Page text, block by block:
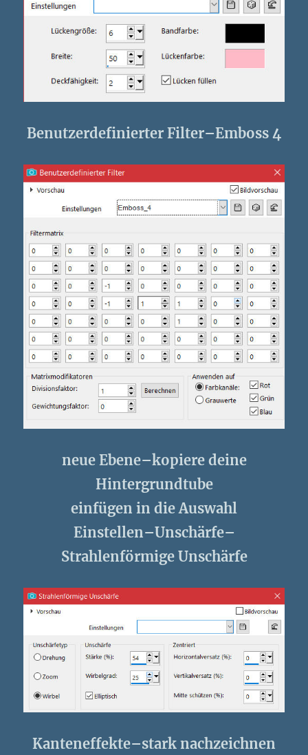
Benutzerdefinierter Filter–Emboss 4
neue Ebene–kopiere deine
Hintergrundtube
einfügen in die Auswahl
Einstellen–Unschärfe–
Strahlenförmige Unschärfe
Kanteneffekte–stark nachzeichnen